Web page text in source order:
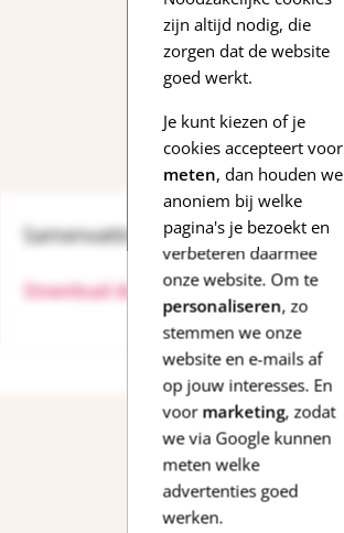
zijn altijd nodig, die
zorgen dat de website
goed werkt.
Je kunt kiezen of je
cookies accepteert voor
meten, dan houden we
anoniem bij welke
pagina's je bezoekt en
verbeteren daarmee
onze website. Om te
personaliseren, zo
stemmen we onze
website en e-mails af
op jouw interesses. En
voor marketing, zodat
we via Google kunnen
meten welke
advertenties goed
werken.
Samenvatting en werkboekje
Download de samenvatting